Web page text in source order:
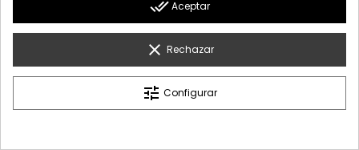
done_all Aceptar
clear Rechazar
tune Configurar